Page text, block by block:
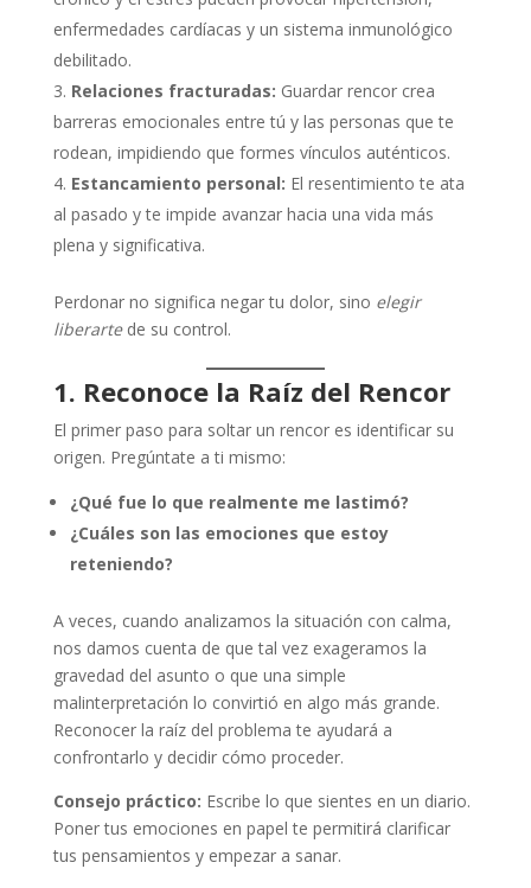
enfermedades cardíacas y un sistema inmunológico
debilitado.
Relaciones fracturadas: Guardar rencor crea
barreras emocionales entre tú y las personas que te
rodean, impidiendo que formes vínculos auténticos.
Estancamiento personal: El resentimiento te ata
al pasado y te impide avanzar hacia una vida más
plena y significativa.
Perdonar no significa negar tu dolor, sino elegir
liberartede su control.
1. Reconoce la Raíz del Rencor
El primer paso para soltar un rencor es identificar su
origen. Pregúntate a ti mismo:
¿Qué fue lo que realmente me lastimó?
¿Cuáles son las emociones que estoy
reteniendo?
A veces, cuando analizamos la situación con calma,
nos damos cuenta de que tal vez exageramos la
gravedad del asunto o que una simple
malinterpretación lo convirtió en algo más grande.
Reconocer la raíz del problema te ayudará a
confrontarlo y decidir cómo proceder.
Consejo práctico: Escribe lo que sientes en un diario.
Poner tus emociones en papel te permitirá clarificar
tus pensamientos y empezar a sanar.